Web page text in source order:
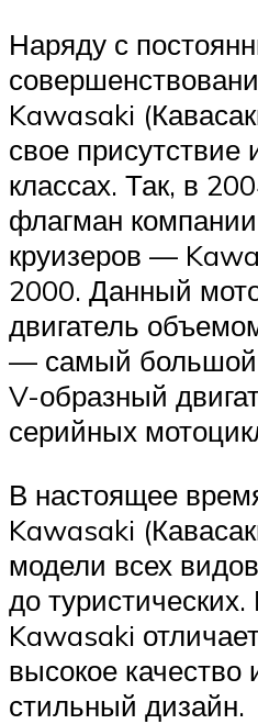
Наряду с
Kawasaki
свое присутствие
классах. Так, в
флагман
круизеров —
2000. Данный
двигатель
— самый
V-образный
серийных
В настоящее
Kawasaki
модели всех
до
Kawasaki
высокое качество
стильный дизайн.